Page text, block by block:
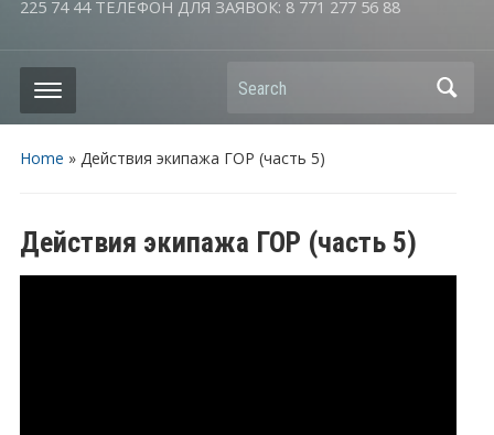
225 74 44 ТЕЛЕФОН ДЛЯ ЗАЯВОК: 8 771 277 56 88
Search
Home » Действия экипажа ГОР (часть 5)
Действия экипажа ГОР (часть 5)